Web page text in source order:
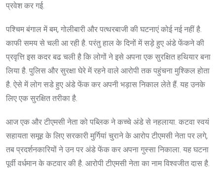
प्रवेश कर गई.
पश्चिम बंगाल में बम, गोलीबारी और पत्थरबाजी की घटनाएं कोई नई नहीं है.
काफी समय से चली आ रही है. परंतु हाल के दिनों में सड़े हुए अंडे फेंकने की
प्रवृत्ति इस कदर बढ चली है कि लोगों ने इसे अपना एक सुरक्षित हथियार बना
लिया है. पुलिस और सुरक्षा घेरे में रहने वाले आरोपी तक पहुंचना मुश्किल होता
है. ऐसे में लोग सडे हुए अंडे फेंक कर अपनी भड़ास निकाल लेते हैं. यह उनके
लिए एक सुरक्षित तरीका है.
आज एक और टीएमसी नेता को पब्लिक ने कच्चे अंडे से नहलाया. कटवा स्वयं
सहायता समूह के लिए सरकारी मुर्गियां चुराने के आरोप टीएमसी नेता पर लगे,
तब प्रदर्शनकारियों ने उन पर अंडे फेंक कर अपना गुस्सा निकाला. यह घटना
पूर्वी वर्धमान के कटवार की है. आरोपी टीएमसी नेता का नाम विश्वजीत दास है.